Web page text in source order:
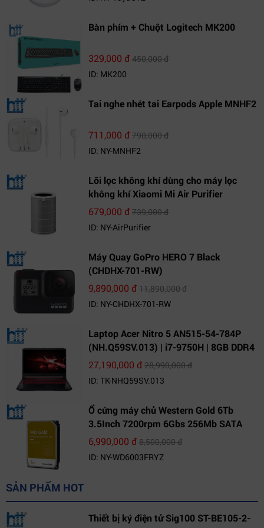
Bàn phím + Chuột Logitech MK200
329,000 đ450,000 đ
ID: MK200
Tai nghe nhét tai Earpods Apple MNHF2
711,000 đ790,000 đ
ID: NY-MNHF2
Lõi lọc không khí dùng cho máy lọc
không khí Xiaomi Mi Air Purifier
679,000 đ739,000 đ
ID: NY-AirPurifier
Máy Quay GoPro HERO 7 Black
(CHDHX-701-RW)
9,890,000 đ11,890,000 đ
ID: NY-CHDHX-701-RW
Laptop Acer Nitro 5 AN515-54-784P
(NH.Q59SV.013) | i7-9750H | 8GB DDR4
| 1TB HDD | GeForce GTX 1650 4GB |
27,190,000 đ28,990,000 đ
ID: TK-NHQ59SV.013
Ổ cứng máy chủ Western Gold 6Tb
3.5Inch 7200rpm 6Gbs 256Mb SATA
(WD6003FRYZ)
6,990,000 đ8,500,000 đ
ID: NY-WD6003FRYZ
SẢN PHẨM HOT
Thiết bị ký điện tử Sig100 ST-BE105-2-